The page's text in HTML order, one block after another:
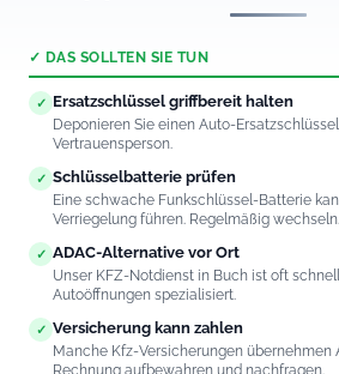
✓ DAS SOLLTEN SIE TUN
✓ Ersatzschlüssel griffbereit halten
Deponieren Sie einen Auto-
Vertrauensperson.
✓ Schlüsselbatterie prüfen
Eine schwache Funkschlüssel-Batterie
Verriegelung führen. Regelmäßig wechseln.
✓ ADAC-Alternative vor Ort
Unser KFZ-Notdienst in Buch ist oft
Autoöffnungen spezialisiert.
✓ Versicherung kann zahlen
Manche Kfz-Versicherungen übernehmen